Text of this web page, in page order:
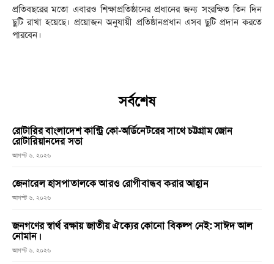
প্রতিবছরের মতো এবারও শিক্ষাপ্রতিষ্ঠানের প্রধানের জন্য সংরক্ষিত তিন দিন
ছুটি রাখা হয়েছে। প্রয়োজন অনুযায়ী প্রতিষ্ঠানপ্রধান এসব ছুটি প্রদান করতে
পারবেন।
সর্বশেষ
রোটারির বাংলাদেশ কান্ট্রি কো-অর্ডিনেটরের সাথে চট্টগ্রাম জোন
রোটারিয়ানদের সভা
আগস্ট ৬, ২০২৬
জেনারেল হাসপাতালকে আরও রোগীবান্ধব করার আহ্বান
আগস্ট ৬, ২০২৬
জনগণের স্বার্থ রক্ষায় জাতীয় ঐক্যের কোনো বিকল্প নেই: সাঈদ আল
নোমান।
আগস্ট ৬, ২০২৬